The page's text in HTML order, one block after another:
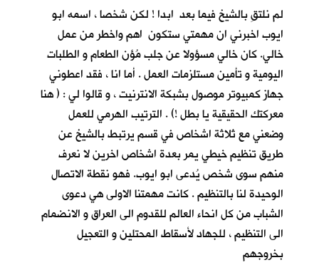
لم نلتقِ بالشيخ فيما بعد ابدا ! لكن شخصا ، اسمه ابو
ايوب اخبرني ان مهمتي ستكون اهم واخطر من عمل
خالي. كان خالي مسؤولا عن جلب مُؤن الطعام و الطلبات
اليومية و تأمين مستلزمات العمل . أما انا ، فقد اعطوني
جهاز كمبيوتر موصول بشبكة الانترنيت ، و قالوا لي : ( هنا
معركتك الحقيقية يا بطل !) . الترتيب الهرمي للعمل
وضعني مع ثلاثة اشخاص في قسم يرتبط بالشيخ عن
طريق تنظيم خيطي يمر بعدة اشخاص اخرين لا نعرف
منهم سوى شخص يُدعى ابو ايوب. فهو نقطة الاتصال
الوحيدة لنا بالتنظيم . كانت مهمتنا الاولى هي دعوى
الشباب من كل انحاء العالم للقدوم الى العراق و الانضمام
الى التنظيم ، للجهاد لأسقاط المحتلين و التعجيل
بخروجهم